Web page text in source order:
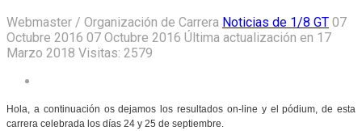
Webmaster / Organización de Carrera Noticias de 1/8 GT 07
Octubre 2016 07 Octubre 2016 Última actualización en 17
Marzo 2018 Visitas: 2579
Hola, a continuación os dejamos los resultados on-line y el pódium, de esta
carrera celebrada los días 24 y 25 de septiembre.